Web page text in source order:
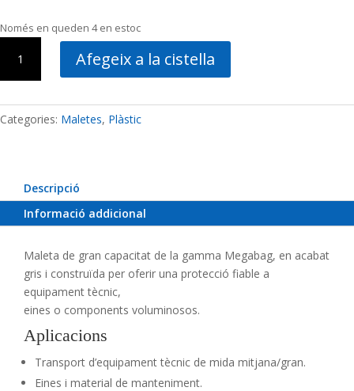
Només en queden 4 en estoc
Maleta
PP
Afegeix a la cistella
Categories: Maletes, Plàstic
Descripció
Informació addicional
Maleta de gran capacitat de la gamma Megabag, en acabat
gris i construïda per oferir una protecció fiable a
equipament tècnic,
eines o components voluminosos.
Aplicacions
Transport d’equipament tècnic de mida mitjana/gran.
Eines i material de manteniment.